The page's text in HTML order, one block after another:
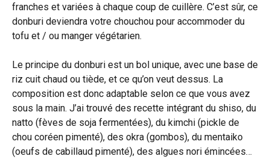
franches et variées à chaque coup de cuillère. C’est sûr, ce
donburi deviendra votre chouchou pour accommoder du
tofu et / ou manger végétarien.
Le principe du donburi est un bol unique, avec une base de
riz cuit chaud ou tiède, et ce qu’on veut dessus. La
composition est donc adaptable selon ce que vous avez
sous la main. J’ai trouvé des recette intégrant du shiso, du
natto (fèves de soja fermentées), du kimchi (pickle de
chou coréen pimenté), des okra (gombos), du mentaiko
(oeufs de cabillaud pimenté), des algues nori émincées…